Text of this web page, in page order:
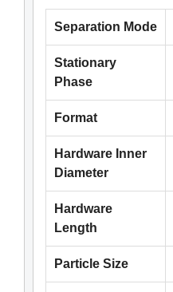
Separation Mode
Stationary
Phase
Format
Hardware Inner
Diameter
Hardware
Length
Particle Size